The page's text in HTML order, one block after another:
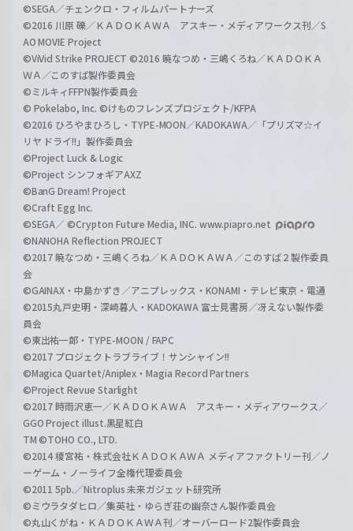
©SEGA／チェンクロ・フィルムパートナーズ
©2016 川原 礫／ＫＡＤＯＫＡＷＡ アスキー・メディアワークス刊／S
AO MOVIE Project
©ViVid Strike PROJECT ©2016 暁なつめ・三嶋くろね／ＫＡＤＯＫＡ
ＷＡ／このすば製作委員会
©ミルキィFFPN製作委員会
© Pokelabo, Inc. ©けものフレンズプロジェクト/KFPA
©2016 ひろやまひろし・TYPE-MOON／KADOKAWA／「プリズマ☆イ
リヤ ドライ!!」製作委員会
©Project Luck & Logic
©Project シンフォギアAXZ
©BanG Dream! Project
©Craft Egg Inc.
©SEGA／ ©Crypton Future Media, INC. www.piapro.net
©NANOHA Reflection PROJECT
©2017 暁なつめ・三嶋くろね／ＫＡＤＯＫＡＷＡ／このすば２製作委員
会
©GAINAX・中島かずき／アニプレックス・KONAMI・テレビ東京・電通
©2015丸戸史明・深崎暮人・KADOKAWA 富士見書房／冴えない製作委
員会
©東出祐一郎・TYPE-MOON / FAPC
©2017 プロジェクトラブライブ！サンシャイン!!
©Magica Quartet/Aniplex・Magia Record Partners
©Project Revue Starlight
©2017 時雨沢恵一／ＫＡＤＯＫＡＷＡ アスキー・メディアワークス／
GGO Project illust.黒星紅白
TM ©TOHO CO., LTD.
©2014 榎宮祐・株式会社ＫＡＤＯＫＡＷＡ メディアファクトリー刊／ノ
ーゲーム・ノーライフ全権代理委員会
©2011 5pb.／Nitroplus 未来ガジェット研究所
©ミウラタダヒロ／集英社・ゆらぎ荘の幽奈さん製作委員会
©丸山くがね・ＫＡＤＯＫＡＷＡ刊／オーバーロード2製作委員会